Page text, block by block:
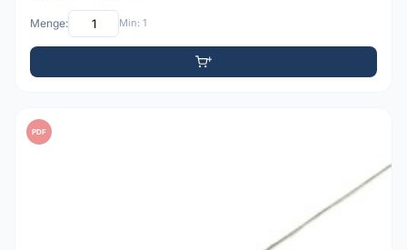
Menge: Min: 1
PDF